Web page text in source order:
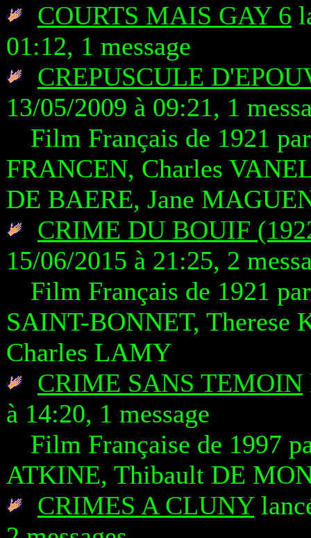
COURTS MAIS GAY 6
01:12, 1 message
CREPUSCULE
13/05/2009 à 09:21, 1
Film Français de 1921
FRANCEN, Charles
DE BAERE, Jane
CRIME DU BOUIF
15/06/2015 à 21:25, 2
Film Français de 1921
SAINT-BONNET,
Charles LAMY
CRIME SANS TEMOIN
à 14:20, 1 message
Film Française de 1997
ATKINE, Thibault DE
CRIMES A CLUNY